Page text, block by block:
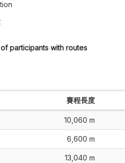
participants with routes
賽程長度
10,060 m
6,600 m
13,040 m